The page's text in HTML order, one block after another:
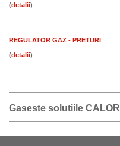
( )
REGULATOR GAZ - PRETURI
( )
Gaseste solutiile CALOR